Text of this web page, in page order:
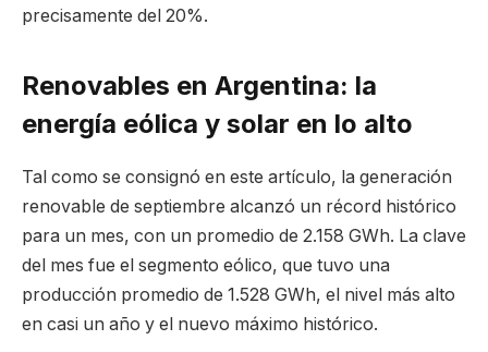
precisamente del 20%.
Renovables en Argentina: la
energía eólica y solar en lo alto
Tal como se consignó en este artículo, la generación
renovable de septiembre alcanzó un récord histórico
para un mes, con un promedio de 2.158 GWh. La clave
del mes fue el segmento eólico, que tuvo una
producción promedio de 1.528 GWh, el nivel más alto
en casi un año y el nuevo máximo histórico.